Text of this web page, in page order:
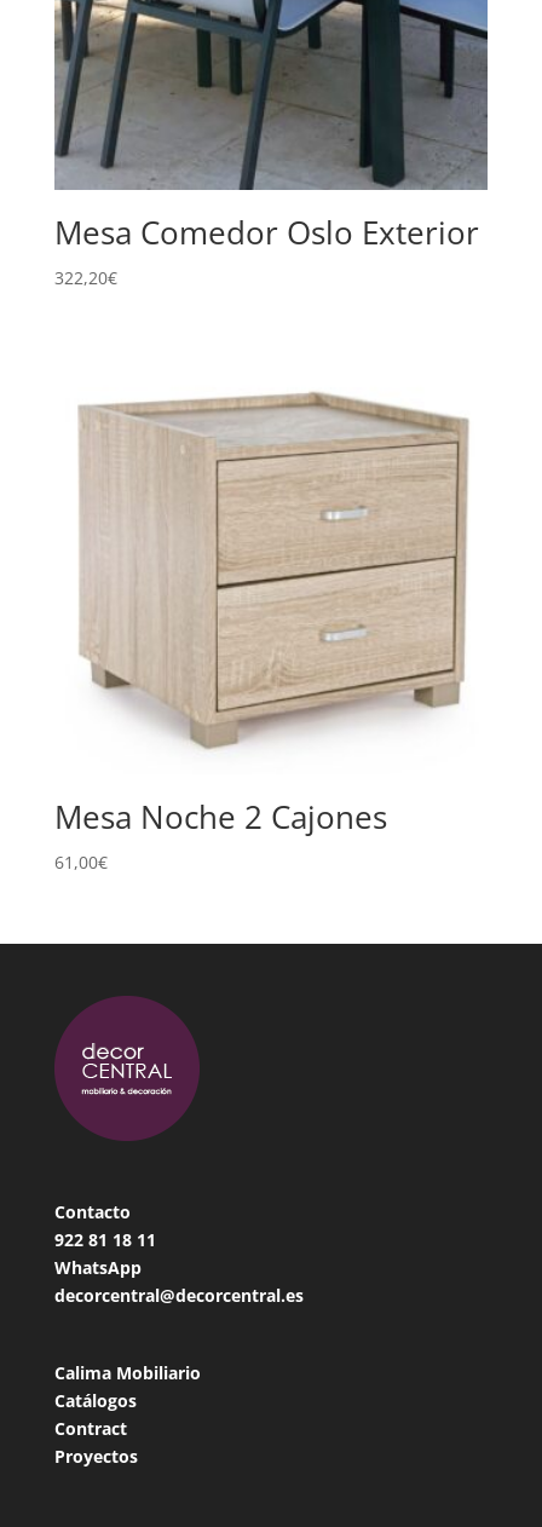
Mesa Comedor Oslo Exterior
322,20€
Mesa Noche 2 Cajones
61,00€
Contacto
922 81 18 11
WhatsApp
decorcentral@decorcentral.es
Calima Mobiliario
Catálogos
Contract
Proyectos